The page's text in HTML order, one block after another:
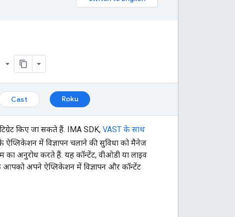
Cast Roku
किए जा सकते हैं. IMA SDK, VAST के साथ
ऐप्लिकेशन में विज्ञापन चलाने की सुविधा को मैनेज
का अनुरोध करते हैं. यह कॉन्टेंट, वीओडी या लाइव
आपको अपने ऐप्लिकेशन में विज्ञापन और कॉन्टेंट